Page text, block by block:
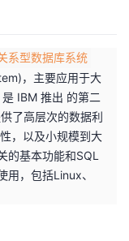
系型数据库系统
，主要应用于大
IBM 推出 的第二
了高层次的数据利
，以及小规模到大
的基本功能和SQL
，包括Linux、